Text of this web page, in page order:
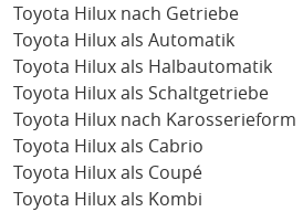
Toyota Hilux nach Getriebe
Toyota Hilux als Automatik
Toyota Hilux als Halbautomatik
Toyota Hilux als Schaltgetriebe
Toyota Hilux nach Karosserieform
Toyota Hilux als Cabrio
Toyota Hilux als Coupé
Toyota Hilux als Kombi